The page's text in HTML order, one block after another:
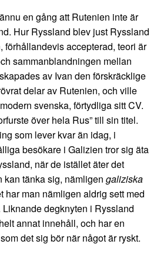
en gång att Rutenien inte är
Hur Ryssland blev just Ryssland
förhållandevis accepterad, teori är
sammanblandningen mellan
av Ivan den förskräcklige
delar av Rutenien, och ville
svenska, förtydliga sitt CV.
över hela Rus” till sin titel.
som lever kvar än idag, i
besökare i Galizien tror sig äta
när de istället äter det
kan tänka sig, nämligen galiziska
har man nämligen aldrig sett med
degknyten i Ryssland
annat innehåll, och har en
det sig bör när något är ryskt.